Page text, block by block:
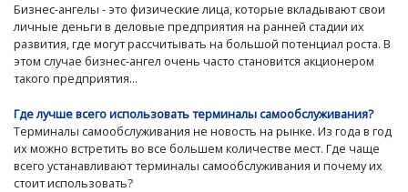
Бизнес-ангелы - это физические лица, которые вкладывают свои
личные деньги в деловые предприятия на ранней стадии их
развития, где могут рассчитывать на большой потенциал роста. В
этом случае бизнес-ангел очень часто становится акционером
такого предприятия...
Где лучше всего использовать терминалы самообслуживания?
Терминалы самообслуживания не новость на рынке. Из года в год
их можно встретить во все большем количестве мест. Где чаще
всего устанавливают терминалы самообслуживания и почему их
стоит использовать?